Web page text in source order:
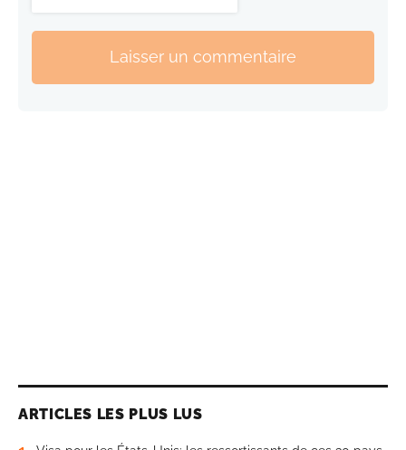
Laisser un commentaire
ARTICLES LES PLUS LUS